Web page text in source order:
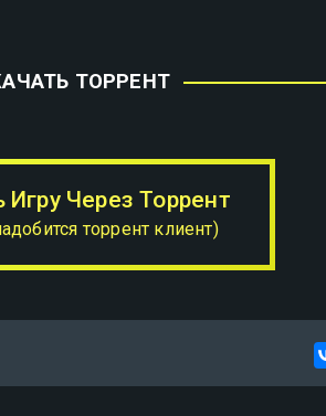
ТОРРЕНТ
Игру Через Торрент
торрент клиент)